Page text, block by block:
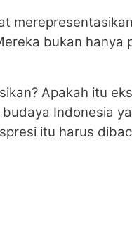
bukan hanya
Apakah itu
Indonesia
itu harus